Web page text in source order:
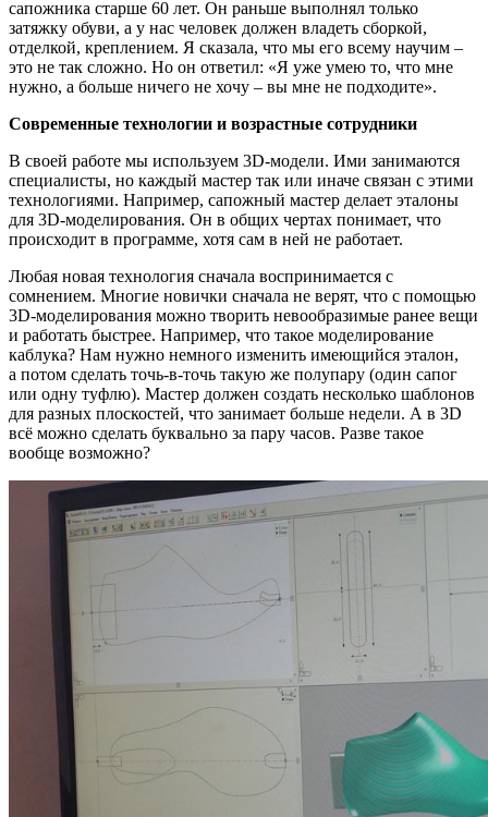
сапожника старше 60 лет. Он раньше выполнял только
затяжку обуви, а у нас человек должен владеть сборкой,
отделкой, креплением. Я сказала, что мы его всему научим –
это не так сложно. Но он ответил: «Я уже умею то, что мне
нужно, а больше ничего не хочу – вы мне не подходите».
Современные технологии и возрастные сотрудники
В своей работе мы используем 3D-модели. Ими занимаются
специалисты, но каждый мастер так или иначе связан с этими
технологиями. Например, сапожный мастер делает эталоны
для 3D-моделирования. Он в общих чертах понимает, что
происходит в программе, хотя сам в ней не работает.
Любая новая технология сначала воспринимается с
сомнением. Многие новички сначала не верят, что с помощью
3D-моделирования можно творить невообразимые ранее вещи
и работать быстрее. Например, что такое моделирование
каблука? Нам нужно немного изменить имеющийся эталон,
а потом сделать точь-в-точь такую же полупару (один сапог
или одну туфлю). Мастер должен создать несколько шаблонов
для разных плоскостей, что занимает больше недели. А в 3D
всё можно сделать буквально за пару часов. Разве такое
вообще возможно?